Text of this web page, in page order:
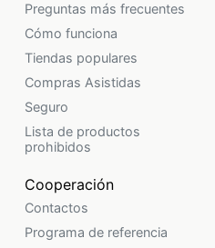
Preguntas más frecuentes
Cómo funciona
Tiendas populares
Compras Asistidas
Seguro
Lista de productos
prohibidos
Cooperación
Contactos
Programa de referencia